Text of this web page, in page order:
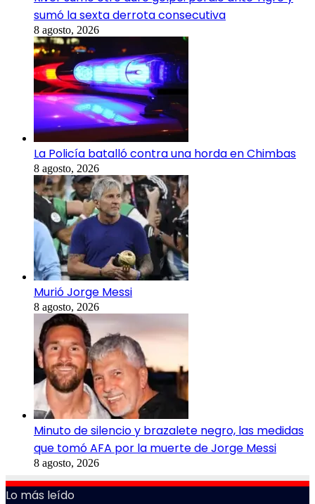
sumó la sexta derrota consecutiva
8 agosto, 2026
La Policía batalló contra una horda en Chimbas
8 agosto, 2026
Murió Jorge Messi
8 agosto, 2026
Minuto de silencio y brazalete negro, las medidas
que tomó AFA por la muerte de Jorge Messi
8 agosto, 2026
Lo más leído